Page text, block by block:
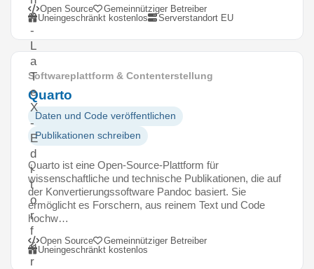
e
-
L
a
T
e
X
-
E
d
i
t
o
r
f
ü
r
Open Source
Gemeinnütziger Betreiber
Uneingeschränkt kostenlos
Serverstandort EU
Softwareplattform & Contenterstellung
Quarto
Daten und Code veröffentlichen
Publikationen schreiben
Quarto ist eine Open-Source-Plattform für
wissenschaftliche und technische Publikationen, die auf
der Konvertierungssoftware Pandoc basiert. Sie
ermöglicht es Forschern, aus reinem Text und Code
hochw…
Open Source
Gemeinnütziger Betreiber
Uneingeschränkt kostenlos